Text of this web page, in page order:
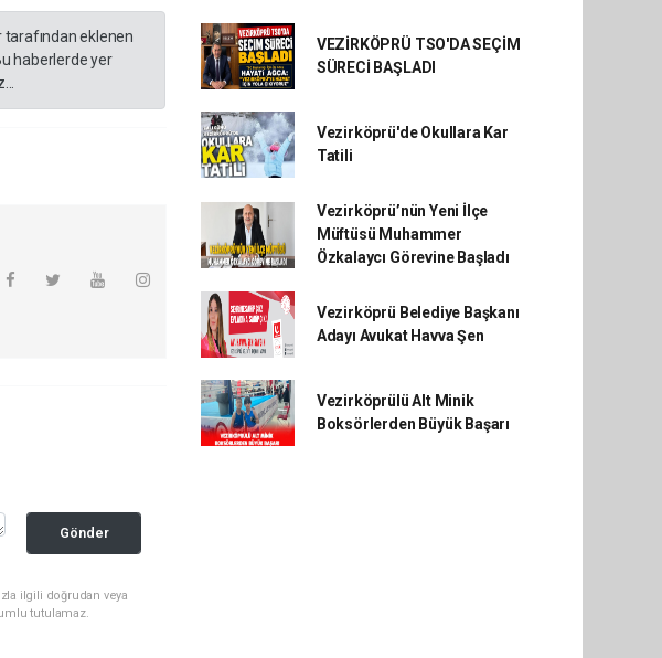
tarafından eklenen
haberlerde yer
Gönder
ilgili doğrudan veya
tutulamaz.
VEZİRKÖPRÜ TSO'DA SEÇİM
SÜRECİ BAŞLADI
Vezirköprü'de Okullara Kar
Tatili
Vezirköprü’nün Yeni İlçe
Müftüsü Muhammer
Özkalaycı Görevine Başladı
Vezirköprü Belediye Başkanı
Adayı Avukat Havva Şen
Vezirköprülü Alt Minik
Boksörlerden Büyük Başarı